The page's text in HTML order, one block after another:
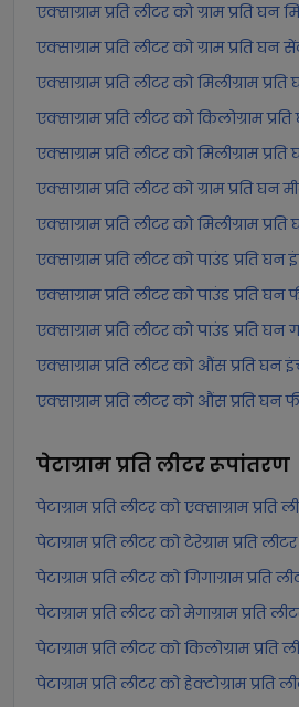
एक्साग्राम प्रति लीटर को ग्राम प्रति घन
एक्साग्राम प्रति लीटर को ग्राम प्रति घन
एक्साग्राम प्रति लीटर को मिलीग्राम
एक्साग्राम प्रति लीटर को किलोग्राम
एक्साग्राम प्रति लीटर को मिलीग्राम
एक्साग्राम प्रति लीटर को ग्राम प्रति घन
एक्साग्राम प्रति लीटर को मिलीग्राम
एक्साग्राम प्रति लीटर को पाउंड प्रति
एक्साग्राम प्रति लीटर को पाउंड प्रति
एक्साग्राम प्रति लीटर को पाउंड प्रति
एक्साग्राम प्रति लीटर को औंस प्रति घन
एक्साग्राम प्रति लीटर को औंस प्रति घन
पेटाग्राम प्रति लीटररूपांतरण
पेटाग्राम प्रति लीटर को एक्साग्राम प्रति
पेटाग्राम प्रति लीटर को टेरेग्राम प्रति
पेटाग्राम प्रति लीटर को गिगाग्राम प्रति
पेटाग्राम प्रति लीटर को मेगाग्राम प्रति
पेटाग्राम प्रति लीटर को किलोग्राम प्रति
पेटाग्राम प्रति लीटर को हेक्टोग्राम प्रति